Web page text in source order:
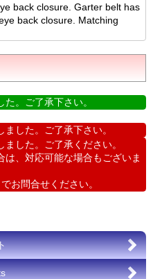
back closure. Garter belt has
back closure. Matching
。ご了承下さい。
した。ご了承下さい。
した。ご了承ください。
、対応可能な場合もございま
でお問合せください。